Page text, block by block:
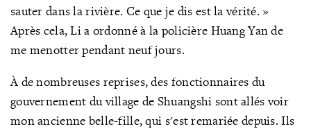
sauter dans la rivière. Ce que je dis est la vérité. »
Après cela, Li a ordonné à la policière Huang Yan de
me menotter pendant neuf jours.
À de nombreuses reprises, des fonctionnaires du
gouvernement du village de Shuangshi sont allés voir
mon ancienne belle-fille, qui s'est remariée depuis. Ils